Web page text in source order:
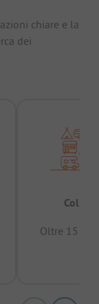
chiare e la
dei
Oltre 15